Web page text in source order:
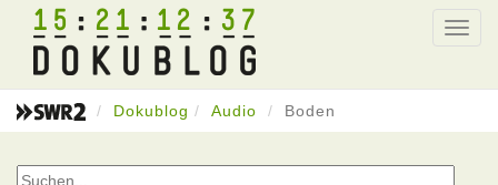
15 21 12 37
Dokublog Audio Boden